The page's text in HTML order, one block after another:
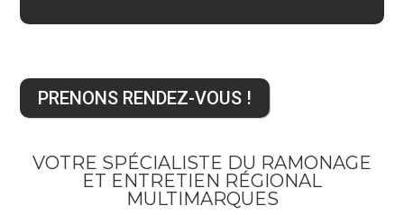
PRENONS RENDEZ-VOUS !
VOTRE SPÉCIALISTE DU RAMONAGE
ET ENTRETIEN RÉGIONAL
MULTIMARQUES